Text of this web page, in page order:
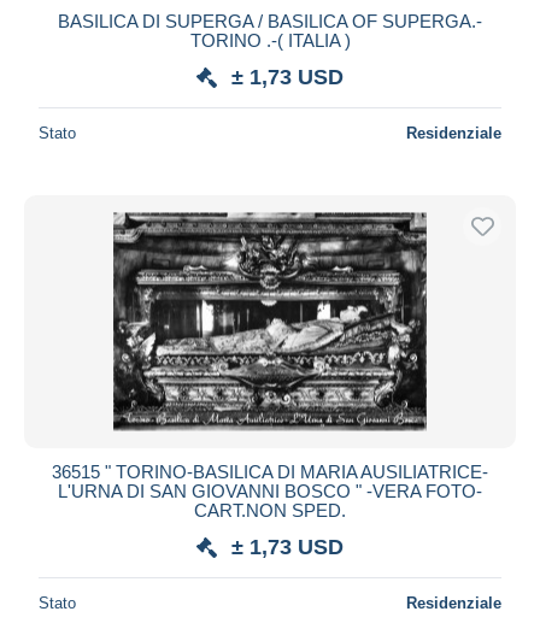
BASILICA DI SUPERGA / BASILICA OF SUPERGA.-
TORINO .-( ITALIA )
± 1,73 USD
Stato Residenziale
36515 " TORINO-BASILICA DI MARIA AUSILIATRICE-
L'URNA DI SAN GIOVANNI BOSCO " -VERA FOTO-
CART.NON SPED.
± 1,73 USD
Stato Residenziale